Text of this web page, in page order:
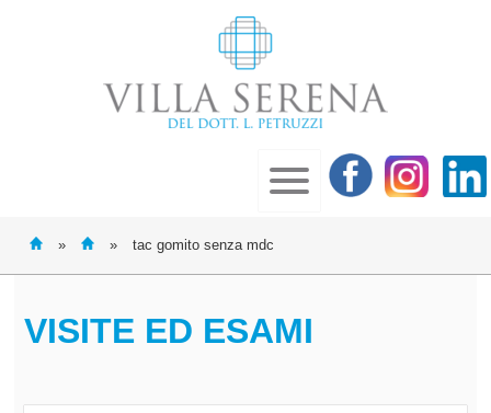
» » tac gomito senza mdc
VISITE ED ESAMI